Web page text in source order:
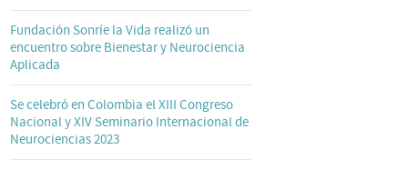
Fundación Sonríe la Vida realizó un
encuentro sobre Bienestar y Neurociencia
Aplicada
Se celebró en Colombia el XIII Congreso
Nacional y XIV Seminario Internacional de
Neurociencias 2023